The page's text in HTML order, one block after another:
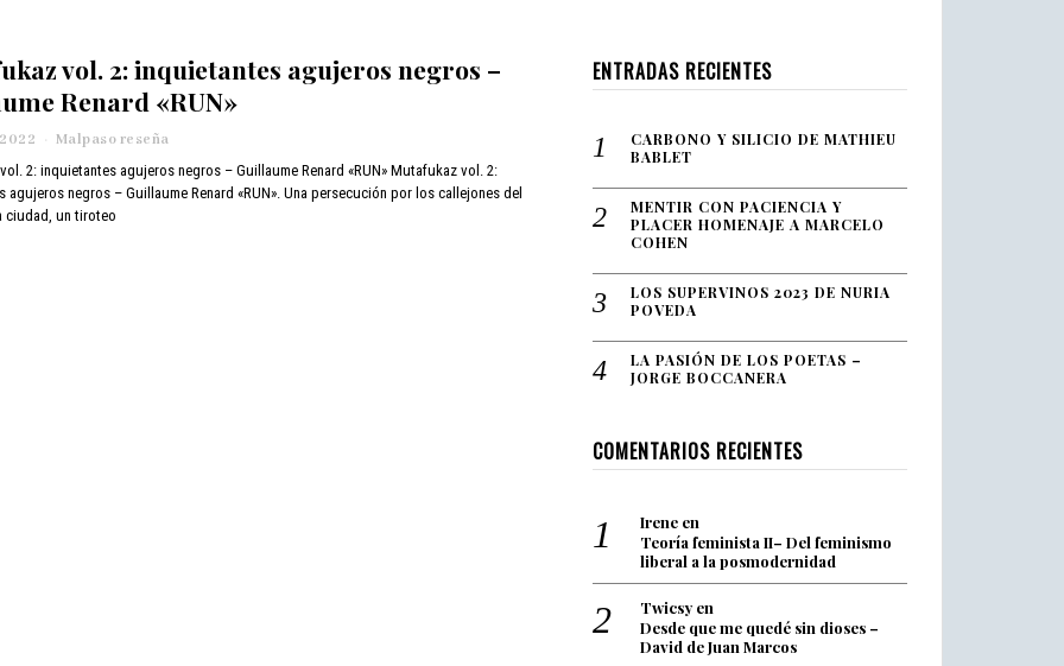
vol. 2: inquietantes agujeros negros –
Renard «RUN»
a
z
o
Malpaso reseña
2: inquietantes agujeros negros – Guillaume Renard «RUN» Mutafukaz vol. 2:
agujeros negros – Guillaume Renard «RUN». Una persecución por los callejones del
ciudad, un tiroteo
ENTRADAS RECIENTES
CARBONO Y SILICIO DE MATHIEU
BABLET
MENTIR CON PACIENCIA Y
PLACER HOMENAJE A MARCELO
COHEN
LOS SUPERVINOS 2023 DE NURIA
POVEDA
LA PASIÓN DE LOS POETAS –
JORGE BOCCANERA
COMENTARIOS RECIENTES
Ireneen
Teoría feminista II– Del feminismo
liberal a la posmodernidad
Twicsyen
Desde que me quedé sin dioses –
David de Juan Marcos